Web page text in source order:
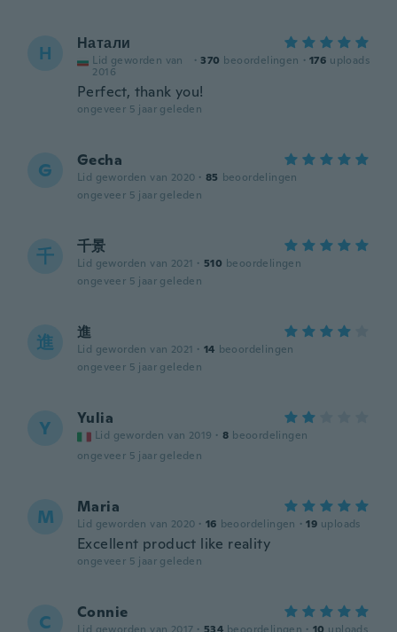
Н Натали
Lid geworden van
2016
· 370 beoordelingen · 176 uploads
Perfect, thank you!
ongeveer 5 jaar geleden
G Gecha
Lid geworden van 2020 · 85 beoordelingen
ongeveer 5 jaar geleden
千 千景
Lid geworden van 2021 · 510 beoordelingen
ongeveer 5 jaar geleden
進 進
Lid geworden van 2021 · 14 beoordelingen
ongeveer 5 jaar geleden
Y Yulia
Lid geworden van 2019 · 8 beoordelingen
ongeveer 5 jaar geleden
M Maria
Lid geworden van 2020 · 16 beoordelingen · 19 uploads
Excellent product like reality
ongeveer 5 jaar geleden
C Connie